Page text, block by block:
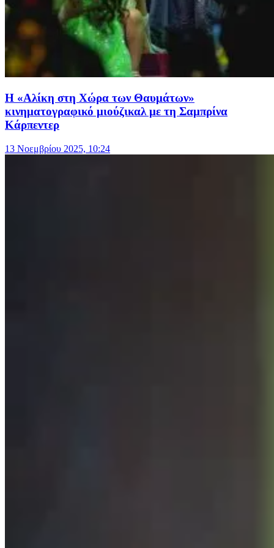
Η «Αλίκη στη Χώρα των Θαυμάτων»
κινηματογραφικό μιούζικαλ με τη Σαμπρίνα
Κάρπεντερ
13 Νοεμβρίου 2025, 10:24